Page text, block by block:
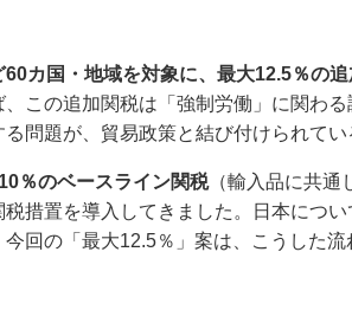
60カ国・地域を対象に、最大12.5％の追
この追加関税は「強制労働」に関わ
問題が、貿易政策と結び付けられてい
％のベースライン関税（輸入品に共通
措置を導入してきました。日本につ
回の「最大12.5％」案は、こうした